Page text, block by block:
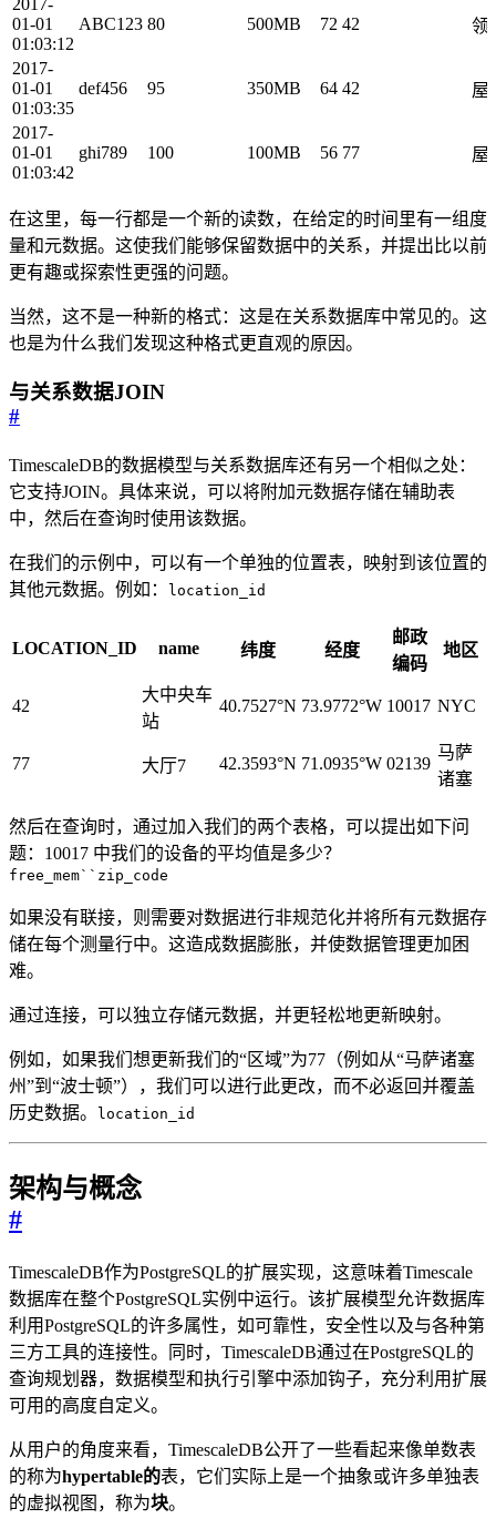
01-01
01:03:12
ABC123 80 500MB 72 42 领
2017-
01-01
01:03:35
def456 95 350MB 64 42 屋
2017-
01-01
01:03:42
ghi789 100 100MB 56 77 屋
在这里，每一行都是一个新的读数，在给定的时间里有一组度
量和元数据。这使我们能够保留数据中的关系，并提出比以前
更有趣或探索性更强的问题。
当然，这不是一种新的格式：这是在关系数据库中常见的。这
也是为什么我们发现这种格式更直观的原因。
与关系数据JOIN
#
TimescaleDB的数据模型与关系数据库还有另一个相似之处：
它支持JOIN。具体来说，可以将附加元数据存储在辅助表
中，然后在查询时使用该数据。
在我们的示例中，可以有一个单独的位置表，映射到该位置的
其他元数据。例如：
location_id
LOCATION_ID name 纬度 经度
邮政
编码
地区
42
大中央车
站
40.7527°N 73.9772°W 10017 NYC
77 大厅7 42.3593°N 71.0935°W 02139
马萨
诸塞
然后在查询时，通过加入我们的两个表格，可以提出如下问
题：10017 中我们的设备的平均值是多少？
free_mem``zip_code
如果没有联接，则需要对数据进行非规范化并将所有元数据存
储在每个测量行中。这造成数据膨胀，并使数据管理更加困
难。
通过连接，可以独立存储元数据，并更轻松地更新映射。
例如，如果我们想更新我们的“区域”为77（例如从“马萨诸塞
州”到“波士顿”），我们可以进行此更改，而不必返回并覆盖
历史数据。
location_id
架构与概念
#
TimescaleDB作为PostgreSQL的扩展实现，这意味着Timescale
数据库在整个PostgreSQL实例中运行。该扩展模型允许数据库
利用PostgreSQL的许多属性，如可靠性，安全性以及与各种第
三方工具的连接性。同时，TimescaleDB通过在PostgreSQL的
查询规划器，数据模型和执行引擎中添加钩子，充分利用扩展
可用的高度自定义。
从用户的角度来看，TimescaleDB公开了一些看起来像单数表
的称为hypertable的表，它们实际上是一个抽象或许多单独表
的虚拟视图，称为块。